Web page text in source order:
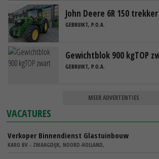
John Deere 6R 150
GEBRUIKT, P.O.A.
Gewichtblok 900 kgTOP
GEBRUIKT, P.O.A.
MEER ADVERTENTIES
VACATURES
Verkoper Binnendienst Glastuinbouw
KARO BV - ZWAAGDIJK, NOORD-HOLLAND,